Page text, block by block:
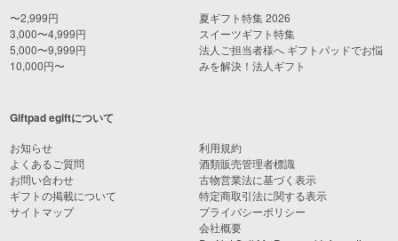
〜2,999円
3,000〜4,999円
5,000〜9,999円
10,000円〜
夏ギフト特集 2026
スイーツギフト特集
法人ご担当者様へ ギフトパッドでお悩
みを解決！法人ギフト
Giftpad egiftについて
お知らせ
よくあるご質問
お問い合わせ
ギフトの掲載について
サイトマップ
利用規約
酒類販売管理者標識
古物営業法に基づく表示
特定商取引法に関する表示
プライバシーポリシー
会社概要